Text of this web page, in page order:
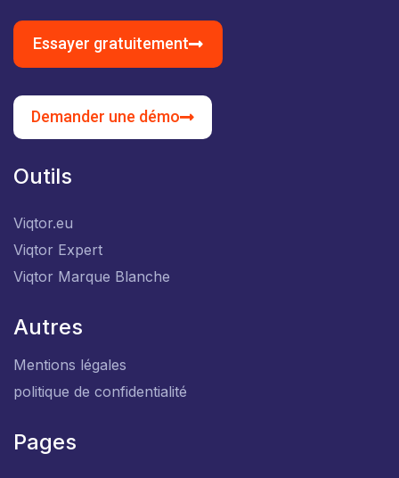
Essayer gratuitement
Demander une démo
Outils
Viqtor.eu
Viqtor Expert
Viqtor Marque Blanche
Autres
Mentions légales
politique de confidentialité
Pages